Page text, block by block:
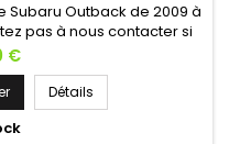
Subaru Outback de 2009 à
pas à nous contacter si
!
€
Détails